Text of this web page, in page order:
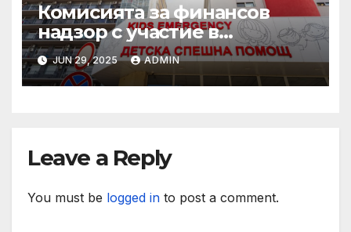
Комисията за финансов
надзор с участие в
конференцията „Промени в
пенсионния модел в
България“
JUN 29, 2025 ADMIN
Leave a Reply
You must be logged in to post a comment.